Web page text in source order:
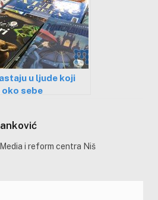
u ljude koji
sebe
i reform centra Niš